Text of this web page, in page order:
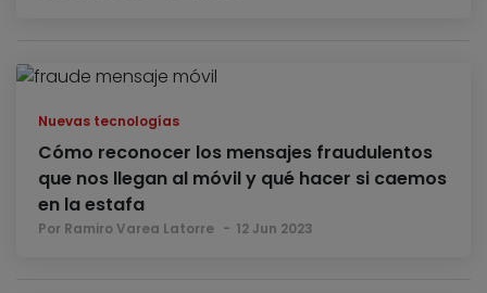
Nuevas tecnologías
Cómo reconocer los mensajes fraudulentos
que nos llegan al móvil y qué hacer si caemos
en la estafa
Por Ramiro Varea Latorre 12 Jun 2023